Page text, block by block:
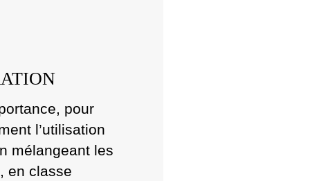
pour
l’utilisation
mélangeant les
en classe